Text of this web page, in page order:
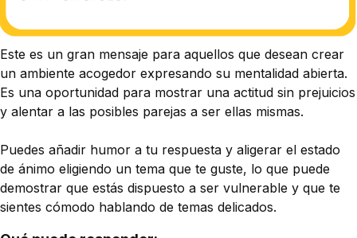
Este es un gran mensaje para aquellos que desean crear
un ambiente acogedor expresando su mentalidad abierta.
Es una oportunidad para mostrar una actitud sin prejuicios
y alentar a las posibles parejas a ser ellas mismas.
Puedes añadir humor a tu respuesta y aligerar el estado
de ánimo eligiendo un tema que te guste, lo que puede
demostrar que estás dispuesto a ser vulnerable y que te
sientes cómodo hablando de temas delicados.